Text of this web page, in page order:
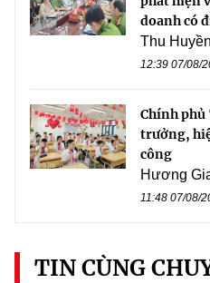
doanh có
Thu Huyền
12:39 07/08/
Chính phủ
trưởng,
công
Hương
11:48 07/08/
TIN CÙNG